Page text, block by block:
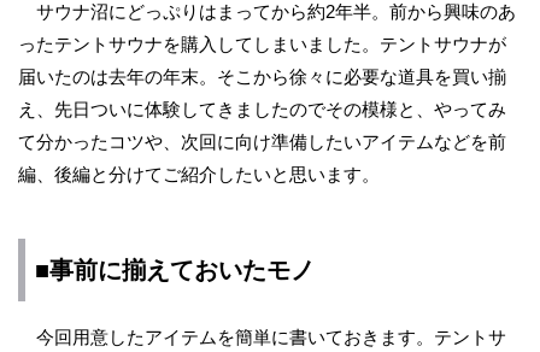
サウナ沼にどっぷりはまってから約2年半。前から興味のあ
ったテントサウナを購入してしまいました。テントサウナが
届いたのは去年の年末。そこから徐々に必要な道具を買い揃
え、先日ついに体験してきましたのでその模様と、やってみ
て分かったコツや、次回に向け準備したいアイテムなどを前
編、後編と分けてご紹介したいと思います。
■事前に揃えておいたモノ
今回用意したアイテムを簡単に書いておきます。テントサ